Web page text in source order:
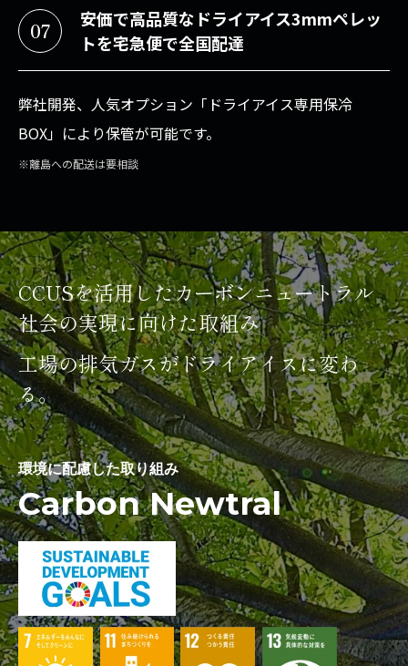
07
安価で高品質なドライアイス3mmペレッ
トを宅急便で全国配達
弊社開発、人気オプション「ドライアイス専用保冷
BOX」により保管が可能です。
※離島への配送は要相談
CCUSを活用したカーボンニュートラル
社会の実現に向けた取組み
工場の排気ガスがドライアイスに変わ
る。
環境に配慮した取り組み
Carbon Newtral